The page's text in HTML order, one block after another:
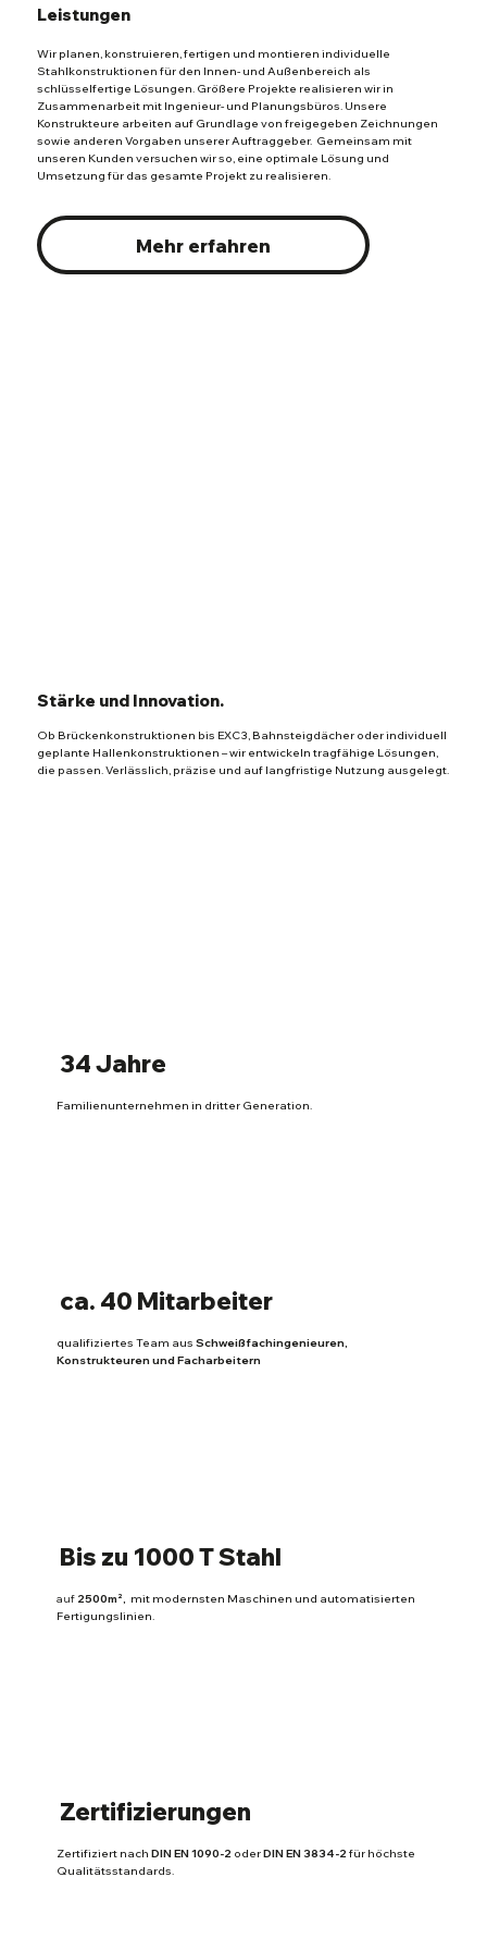
Leistungen
Wir planen, konstruieren, fertigen und montieren individuelle
Stahlkonstruktionen für den Innen- und Außenbereich als
schlüsselfertige Lösungen. Größere Projekte realisieren wir in
Zusammenarbeit mit Ingenieur- und Planungsbüros. Unsere
Konstrukteure arbeiten auf Grundlage von freigegeben Zeichnungen
sowie anderen Vorgaben unserer Auftraggeber. Gemeinsam mit
unseren Kunden versuchen wir so, eine optimale Lösung und
Umsetzung für das gesamte Projekt zu realisieren.
Mehr erfahren
Stärke und Innovation.
Ob Brückenkonstruktionen bis EXC3, Bahnsteigdächer oder individuell
geplante Hallenkonstruktionen – wir entwickeln tragfähige Lösungen,
die passen. Verlässlich, präzise und auf langfristige Nutzung ausgelegt.
34 Jahre
Familienunternehmen in dritter Generation.
ca. 40 Mitarbeiter
qualifiziertes Team aus Schweißfachingenieuren,
Konstrukteuren und Facharbeitern
Bis zu 1000 T Stahl
auf2500m², mit modernsten Maschinen und automatisierten
Fertigungslinien.
Zertifizierungen
Zertifiziert nach DIN EN 1090-2 oderDIN EN 3834-2 für höchste
Qualitätsstandards.